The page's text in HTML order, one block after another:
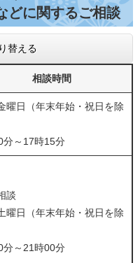
どに関するご相談
替える
相談時間
曜日（年末年始・祝日を除
分～17時15分
談
曜日（年末年始・祝日を除
分～21時00分